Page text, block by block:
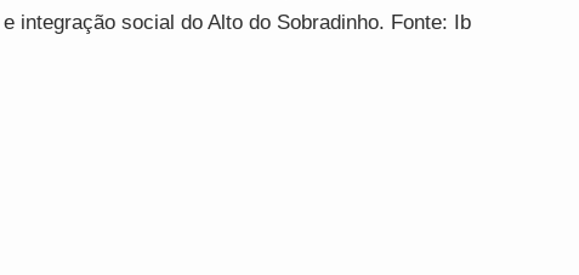
integração social do Alto do Sobradinho. Fonte: Ib